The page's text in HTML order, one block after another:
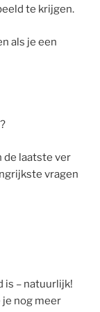
te krijgen.
als je een
de laatste ver
vragen
is – natuurlijk!
je nog meer